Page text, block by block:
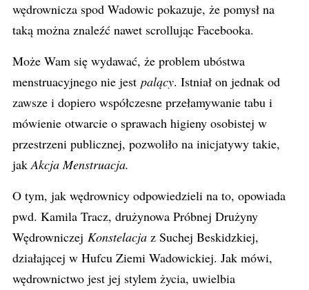
wędrownicza spod Wadowic pokazuje, że pomysł na
taką można znaleźć nawet scrollując Facebooka.
Może Wam się wydawać, że problem ubóstwa
menstruacyjnego nie jest palący. Istniał on jednak od
zawsze i dopiero współczesne przełamywanie tabu i
mówienie otwarcie o sprawach higieny osobistej w
przestrzeni publicznej, pozwoliło na inicjatywy takie,
jakAkcja Menstruacja.
O tym, jak wędrownicy odpowiedzieli na to, opowiada
pwd. Kamila Tracz, drużynowa Próbnej Drużyny
Wędrowniczej Konstelacja z Suchej Beskidzkiej,
działającej w Hufcu Ziemi Wadowickiej. Jak mówi,
wędrownictwo jest jej stylem życia, uwielbia